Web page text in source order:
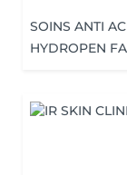
SOINS ANTI
HYDROPEN